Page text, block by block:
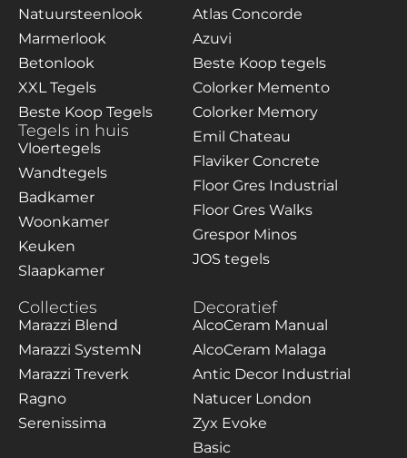
Natuursteenlook
Marmerlook
Betonlook
XXL Tegels
Beste Koop Tegels
Tegels in huis
Vloertegels
Wandtegels
Badkamer
Woonkamer
Keuken
Slaapkamer
Atlas Concorde
Azuvi
Beste Koop tegels
Colorker Memento
Colorker Memory
Emil Chateau
Flaviker Concrete
Floor Gres Industrial
Floor Gres Walks
Grespor Minos
JOS tegels
Collecties
Marazzi Blend
Marazzi SystemN
Marazzi Treverk
Ragno
Serenissima
Decoratief
AlcoCeram Manual
AlcoCeram Malaga
Antic Decor Industrial
Natucer London
Zyx Evoke
Basic